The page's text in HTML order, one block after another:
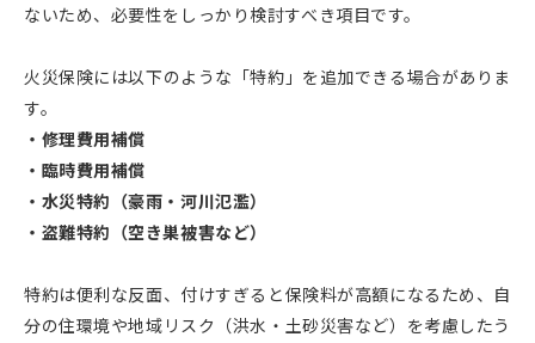
ないため、必要性をしっかり検討すべき項目です。
火災保険には以下のような「特約」を追加できる場合がありま
す。
・修理費用補償
・臨時費用補償
・水災特約（豪雨・河川氾濫）
・盗難特約（空き巣被害など）
特約は便利な反面、付けすぎると保険料が高額になるため、自
分の住環境や地域リスク（洪水・土砂災害など）を考慮したう